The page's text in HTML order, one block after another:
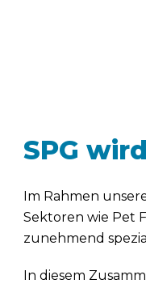
SPG
Im Rahmen
Sektoren wie Pet
zunehmend
In diesem